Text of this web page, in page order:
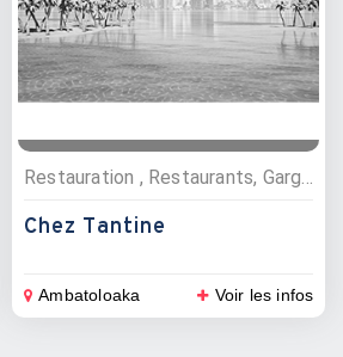
Restauration , Restaurants, Gargotes
Chez Tantine
Ambatoloaka Voir les infos